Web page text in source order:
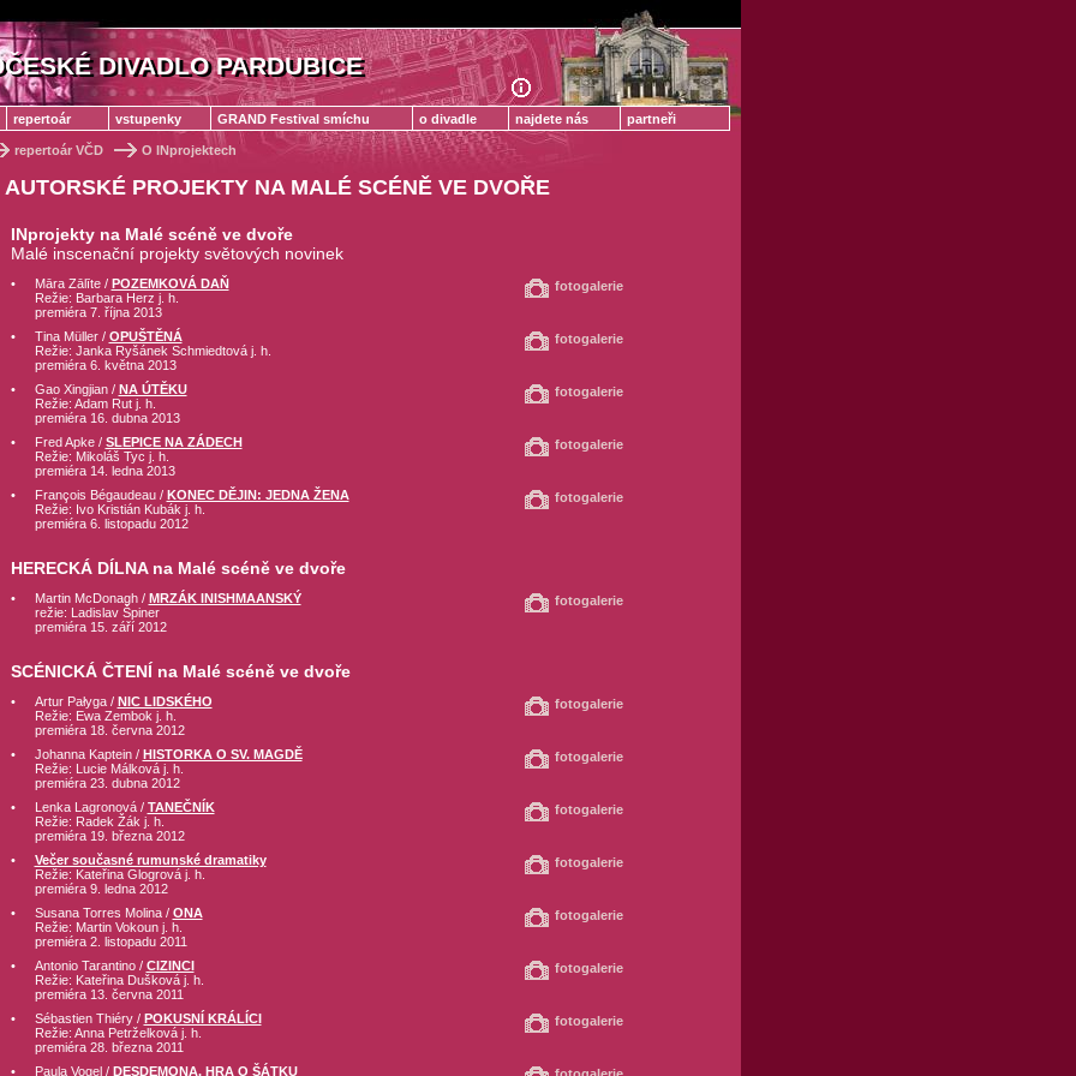
DIVADLO PARDUBICE
DIVADLO PARDUBICE
repertoár vstupenky GRAND Festival smíchu o divadle najdete nás partneři
repertoár VČD O INprojektech
AUTORSKÉ PROJEKTY NA MALÉ SCÉNĚ VE DVOŘE
INprojekty na Malé scéně ve dvoře
Malé inscenační projekty světových novinek
• Māra Zālīte / POZEMKOVÁ DAŇ
Režie: Barbara Herz j. h.
premiéra 7. října 2013
fotogalerie
• Tina Müller / OPUŠTĚNÁ
Režie: Janka Ryšánek Schmiedtová j. h.
premiéra 6. května 2013
fotogalerie
• Gao Xingjian / NA ÚTĚKU
Režie: Adam Rut j. h.
premiéra 16. dubna 2013
fotogalerie
• Fred Apke / SLEPICE NA ZÁDECH
Režie: Mikoláš Tyc j. h.
premiéra 14. ledna 2013
fotogalerie
• François Bégaudeau / KONEC DĚJIN: JEDNA ŽENA
Režie: Ivo Kristián Kubák j. h.
premiéra 6. listopadu 2012
fotogalerie
HERECKÁ DÍLNA na Malé scéně ve dvoře
• Martin McDonagh / MRZÁK INISHMAANSKÝ
režie: Ladislav Špiner
premiéra 15. září 2012
fotogalerie
SCÉNICKÁ ČTENÍ na Malé scéně ve dvoře
• Artur Pałyga / NIC LIDSKÉHO
Režie: Ewa Zembok j. h.
premiéra 18. června 2012
fotogalerie
• Johanna Kaptein / HISTORKA O SV. MAGDĚ
Režie: Lucie Málková j. h.
premiéra 23. dubna 2012
fotogalerie
• Lenka Lagronová / TANEČNÍK
Režie: Radek Žák j. h.
premiéra 19. března 2012
fotogalerie
•
Večer současné rumunské dramatiky
Režie: Kateřina Glogrová j. h.
premiéra 9. ledna 2012
fotogalerie
• Susana Torres Molina / ONA
Režie: Martin Vokoun j. h.
premiéra 2. listopadu 2011
fotogalerie
• Antonio Tarantino / CIZINCI
Režie: Kateřina Dušková j. h.
premiéra 13. června 2011
fotogalerie
• Sébastien Thiéry / POKUSNÍ KRÁLÍCI
Režie: Anna Petrželková j. h.
premiéra 28. března 2011
fotogalerie
• Paula Vogel / DESDEMONA. HRA O ŠÁTKU